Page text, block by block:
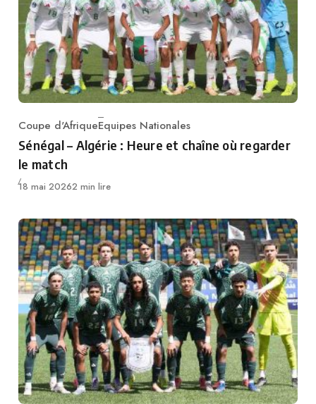
Category
Coupe d'AfriqueEquipes Nationales
Sénégal – Algérie : Heure et chaîne où regarder
le match
Publié
18 mai 20262 min lire